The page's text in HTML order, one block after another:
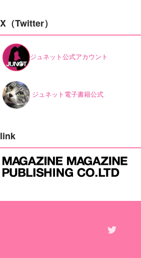
X（Twitter）
ジュネット公式アカウント
ジュネット電子書籍公式
link